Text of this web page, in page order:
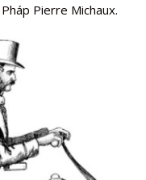
Pierre Michaux.